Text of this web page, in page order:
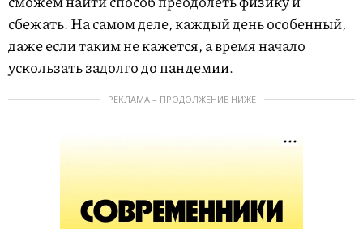
сбежать. На самом деле, каждый день особенный,
даже если таким не кажется, а время начало
ускользать задолго до пандемии.
РЕКЛАМА – ПРОДОЛЖЕНИЕ НИЖЕ